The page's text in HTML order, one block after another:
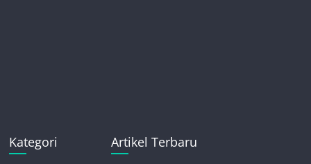
Kategori Artikel Terbaru